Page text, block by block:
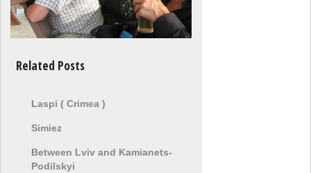
Related Posts
Laspi ( Crimea )
Simiez
Between Lviv and Kamianets-
Podilskyi